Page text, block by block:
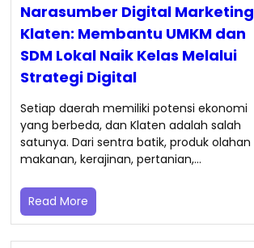
Narasumber Digital Marketing
Klaten: Membantu UMKM dan
SDM Lokal Naik Kelas Melalui
Strategi Digital
Setiap daerah memiliki potensi ekonomi
yang berbeda, dan Klaten adalah salah
satunya. Dari sentra batik, produk olahan
makanan, kerajinan, pertanian,…
Read More